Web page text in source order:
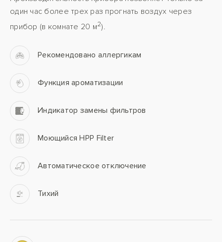
один час более трех раз прогнать воздух через
прибор (в комнате 20 м2).
Рекомендовано аллергикам
Функция ароматизации
Индикатор замены фильтров
Моющийся HPP Filter
Автоматическое отключение
Тихий